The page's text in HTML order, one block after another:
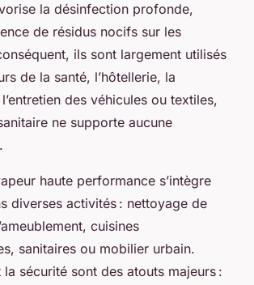
la désinfection profonde,
de résidus nocifs sur les
ils sont largement utilisés
de la santé, l’hôtellerie, la
des véhicules ou textiles,
ne supporte aucune
haute performance s’intègre
diverses activités : nettoyage de
cuisines
sanitaires ou mobilier urbain.
la sécurité sont des atouts majeurs :